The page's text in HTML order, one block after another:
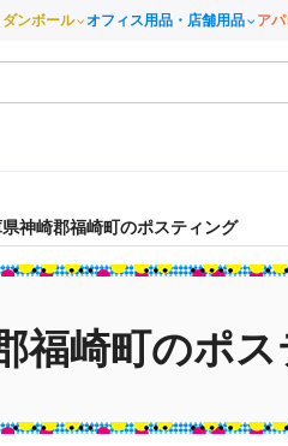
ンボール オフィス用品・店舗用品 ア
神崎郡福崎町のポスティング
福崎町のポ